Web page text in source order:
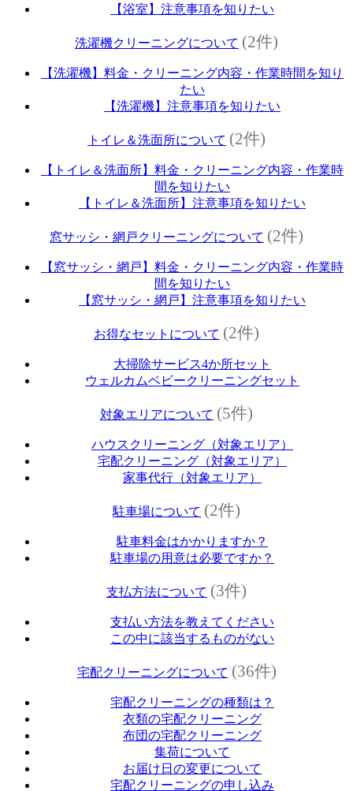
【浴室】注意事項を知りたい
洗濯機クリーニングについて (2件)
【洗濯機】料金・クリーニング内容・作業時間を知り
たい
【洗濯機】注意事項を知りたい
トイレ＆洗面所について (2件)
【トイレ＆洗面所】料金・クリーニング内容・作業時
間を知りたい
【トイレ＆洗面所】注意事項を知りたい
窓サッシ・網戸クリーニングについて (2件)
【窓サッシ・網戸】料金・クリーニング内容・作業時
間を知りたい
【窓サッシ・網戸】注意事項を知りたい
お得なセットについて (2件)
大掃除サービス4か所セット
ウェルカムベビークリーニングセット
対象エリアについて (5件)
ハウスクリーニング（対象エリア）
宅配クリーニング（対象エリア）
家事代行（対象エリア）
駐車場について (2件)
駐車料金はかかりますか？
駐車場の用意は必要ですか？
支払方法について (3件)
支払い方法を教えてください
この中に該当するものがない
宅配クリーニングについて (36件)
宅配クリーニングの種類は？
衣類の宅配クリーニング
布団の宅配クリーニング
集荷について
お届け日の変更について
宅配クリーニングの申し込み